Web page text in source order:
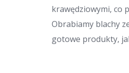
krawędziowymi, co
Obrabiamy blachy
gotowe produkty,